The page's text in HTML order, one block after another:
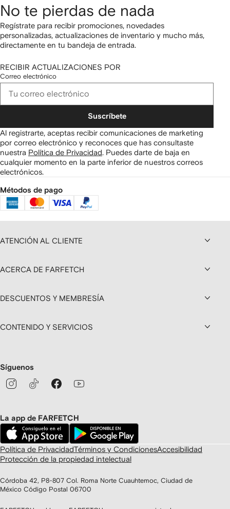
No te pierdas de nada
Regístrate para recibir promociones, novedades
personalizadas, actualizaciones de inventario y mucho más,
directamente en tu bandeja de entrada.
RECIBIR ACTUALIZACIONES POR
Correo electrónico
Suscríbete
Al registrarte, aceptas recibir comunicaciones de marketing
por correo electrónico y reconoces que has consultaste
nuestra Política de Privacidad Puedes darte de baja en
cualquier momento en la parte inferior de nuestros correos
electrónicos.
Métodos de pago
ATENCIÓN AL CLIENTE
ACERCA DE FARFETCH
DESCUENTOS Y MEMBRESÍA
CONTENIDO Y SERVICIOS
Síguenos
La app de FARFETCH
Política de PrivacidadTérminos y CondicionesAccesibilidad
Protección de la propiedad intelectual
Córdoba 42, P8-807 Col. Roma Norte Cuauhtemoc, Ciudad de
México Código Postal 06700